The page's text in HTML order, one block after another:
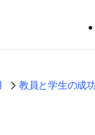
教員と学生の成